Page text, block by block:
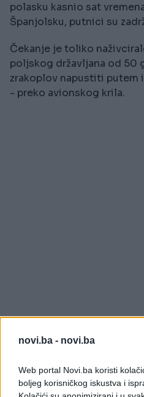
novi.ba - novi.ba
Web portal Novi.ba koristi
boljeg korisničkog iskustva i
polasku kasnio sat
Španjolsku, putnici su
Čekanje je toliko
poljskog državljana od 50
zrakoplov napustiti putem
- preko avionskog krila.